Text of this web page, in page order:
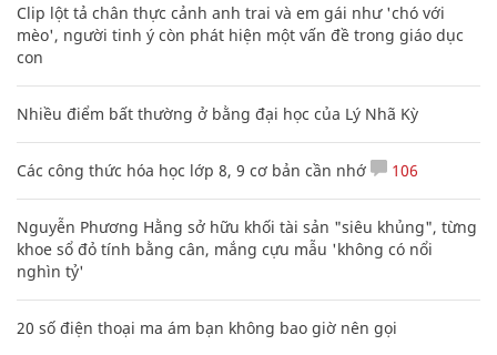
Clip lột tả chân thực cảnh anh trai và em gái như 'chó với
mèo', người tinh ý còn phát hiện một vấn đề trong giáo dục
con
Nhiều điểm bất thường ở bằng đại học của Lý Nhã Kỳ
Các công thức hóa học lớp 8, 9 cơ bản cần nhớ 106
Nguyễn Phương Hằng sở hữu khối tài sản "siêu khủng", từng
khoe sổ đỏ tính bằng cân, mắng cựu mẫu 'không có nổi
nghìn tỷ'
20 số điện thoại ma ám bạn không bao giờ nên gọi